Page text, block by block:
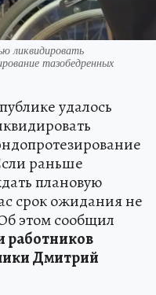
ликвидировать
тазобедренных
удалось
раньше
плановую
срок ожидания не
этом сообщил
работников
Дмитрий